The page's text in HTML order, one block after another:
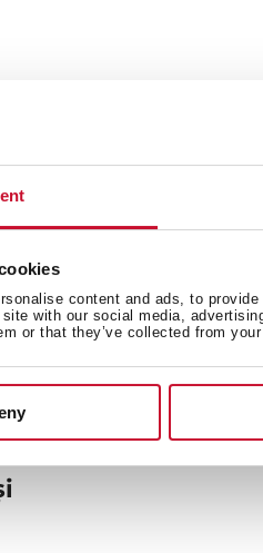
content and ads, to
with our social media,
or that they’ve collected from
Consumul
Accesorii